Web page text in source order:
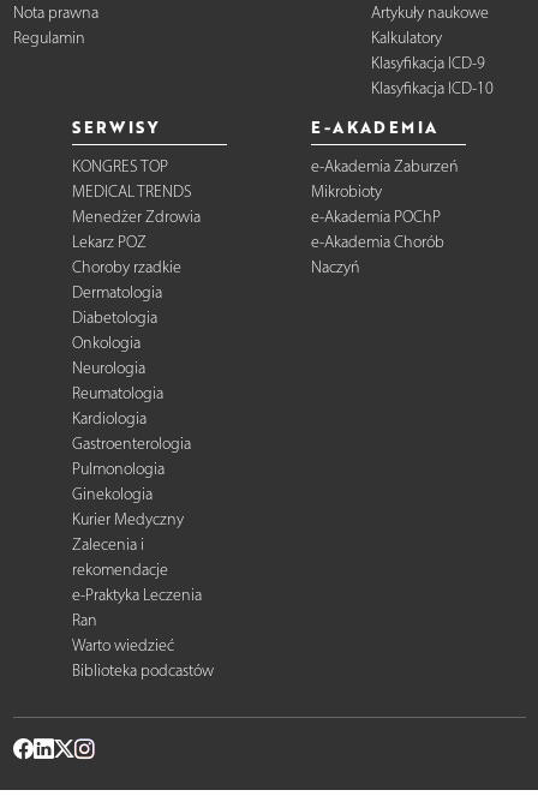
Nota prawna
Regulamin
Artykuły naukowe
Kalkulatory
Klasyfikacja ICD-9
Klasyfikacja ICD-10
SERWISY
KONGRES TOP
MEDICAL TRENDS
Menedżer Zdrowia
Lekarz POZ
Choroby rzadkie
Dermatologia
Diabetologia
Onkologia
Neurologia
Reumatologia
Kardiologia
Gastroenterologia
Pulmonologia
Ginekologia
Kurier Medyczny
Zalecenia i
rekomendacje
e-Praktyka Leczenia
Ran
Warto wiedzieć
Biblioteka podcastów
E-AKADEMIA
e-Akademia Zaburzeń
Mikrobioty
e-Akademia POChP
e-Akademia Chorób
Naczyń